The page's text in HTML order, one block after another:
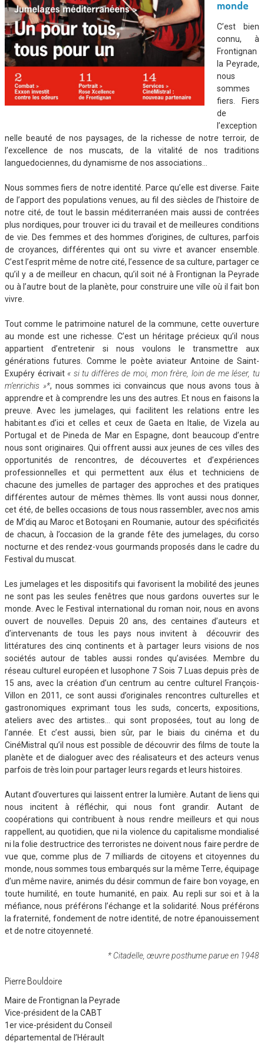
monde
C’est bien
connu, à
Frontignan
la Peyrade,
nous
sommes
fiers. Fiers
de
l’exception
nelle beauté de nos paysages, de la richesse de notre terroir, de
l’excellence de nos muscats, de la vitalité de nos traditions
languedociennes, du dynamisme de nos associations…
Nous sommes fiers de notre identité. Parce qu’elle est diverse. Faite
de l’apport des populations venues, au fil des siècles de l’histoire de
notre cité, de tout le bassin méditerranéen mais aussi de contrées
plus nordiques, pour trouver ici du travail et de meilleures conditions
de vie. Des femmes et des hommes d’origines, de cultures, parfois
de croyances, différentes qui ont su vivre et avancer ensemble.
C’est l’esprit même de notre cité, l’essence de sa culture, partager ce
qu’il y a de meilleur en chacun, qu’il soit né à Frontignan la Peyrade
ou à l’autre bout de la planète, pour construire une ville où il fait bon
vivre.
Tout comme le patrimoine naturel de la commune, cette ouverture
au monde est une richesse. C’est un héritage précieux qu’il nous
appartient d’entretenir si nous voulons le transmettre aux
générations futures. Comme le poète aviateur Antoine de Saint-
Exupéry écrivait « si tu diffères de moi, mon frère, loin de me léser, tu
m’enrichis »*, nous sommes ici convaincus que nous avons tous à
apprendre et à comprendre les uns des autres. Et nous en faisons la
preuve. Avec les jumelages, qui facilitent les relations entre les
habitant.es d’ici et celles et ceux de Gaeta en Italie, de Vizela au
Portugal et de Pineda de Mar en Espagne, dont beaucoup d’entre
nous sont originaires. Qui offrent aussi aux jeunes de ces villes des
opportunités de rencontres, de découvertes et d’expériences
professionnelles et qui permettent aux élus et techniciens de
chacune des jumelles de partager des approches et des pratiques
différentes autour de mêmes thèmes. Ils vont aussi nous donner,
cet été, de belles occasions de tous nous rassembler, avec nos amis
de M’diq au Maroc et Botoşani en Roumanie, autour des spécificités
de chacun, à l’occasion de la grande fête des jumelages, du corso
nocturne et des rendez-vous gourmands proposés dans le cadre du
Festival du muscat.
Les jumelages et les dispositifs qui favorisent la mobilité des jeunes
ne sont pas les seules fenêtres que nous gardons ouvertes sur le
monde. Avec le Festival international du roman noir, nous en avons
ouvert de nouvelles. Depuis 20 ans, des centaines d’auteurs et
d’intervenants de tous les pays nous invitent à découvrir des
littératures des cinq continents et à partager leurs visions de nos
sociétés autour de tables aussi rondes qu’avisées. Membre du
réseau culturel européen et lusophone 7 Sois 7 Luas depuis près de
15 ans, avec la création d’un centrum au centre culturel François-
Villon en 2011, ce sont aussi d’originales rencontres culturelles et
gastronomiques exprimant tous les suds, concerts, expositions,
ateliers avec des artistes… qui sont proposées, tout au long de
l’année. Et c’est aussi, bien sûr, par le biais du cinéma et du
CinéMistral qu’il nous est possible de découvrir des films de toute la
planète et de dialoguer avec des réalisateurs et des acteurs venus
parfois de très loin pour partager leurs regards et leurs histoires.
Autant d’ouvertures qui laissent entrer la lumière. Autant de liens qui
nous incitent à réfléchir, qui nous font grandir. Autant de
coopérations qui contribuent à nous rendre meilleurs et qui nous
rappellent, au quotidien, que ni la violence du capitalisme mondialisé
ni la folie destructrice des terroristes ne doivent nous faire perdre de
vue que, comme plus de 7 milliards de citoyens et citoyennes du
monde, nous sommes tous embarqués sur la même Terre, équipage
d’un même navire, animés du désir commun de faire bon voyage, en
toute humilité, en toute humanité, en paix. Au repli sur soi et à la
méfiance, nous préférons l’échange et la solidarité. Nous préférons
la fraternité, fondement de notre identité, de notre épanouissement
et de notre citoyenneté.
* Citadelle, œuvre posthume parue en 1948
Pierre Bouldoire
Maire de Frontignan la Peyrade
Vice-président de la CABT
1er vice-président du Conseil
départemental de l’Hérault